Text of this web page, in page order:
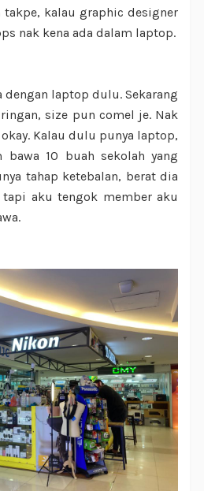
takpe, kalau graphic designer
nak kena ada dalam laptop.
dengan laptop dulu. Sekarang
size pun comel je. Nak
Kalau dulu punya laptop,
bawa 10 buah sekolah yang
tahap ketebalan, berat dia
aku tengok member aku